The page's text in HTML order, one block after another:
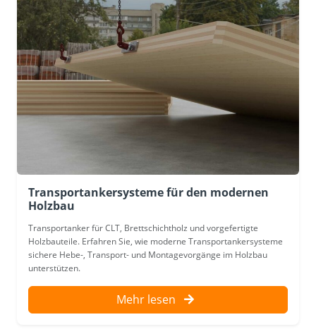
Transportankersysteme für den modernen
Holzbau
Transportanker für CLT, Brettschichtholz und vorgefertigte
Holzbauteile. Erfahren Sie, wie moderne Transportankersysteme
sichere Hebe-, Transport- und Montagevorgänge im Holzbau
unterstützen.
Mehr lesen